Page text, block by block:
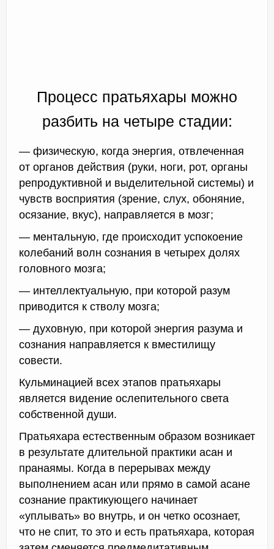
Процесс пратьяхары можно
разбить на четыре стадии:
— физическую, когда энергия, отвлеченная
от органов действия (руки, ноги, рот, органы
репродуктивной и выделительной системы) и
чувств восприятия (зрение, слух, обоняние,
осязание, вкус), направляется в мозг;
— ментальную, где происходит успокоение
колебаний волн сознания в четырех долях
головного мозга;
— интеллектуальную, при которой разум
приводится к стволу мозга;
— духовную, при которой энергия разума и
сознания направляется к вместилищу
совести.
Кульминацией всех этапов пратьяхары
является видение ослепительного света
собственной души.
Пратьяхара естественным образом возникает
в результате длительной практики асан и
пранаямы. Когда в перерывах между
выполнением асан или прямо в самой асане
сознание практикующего начинает
«уплывать» во внутрь, и он четко осознает,
что не спит, то это и есть пратьяхара, которая